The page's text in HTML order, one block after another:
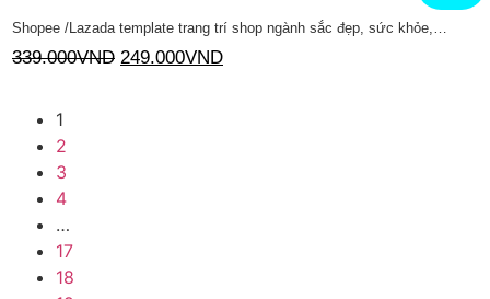
Shopee /Lazada template trang trí shop ngành sắc đẹp, sức khỏe,…
339.000VND 249.000VND
1
2
3
4
…
17
18